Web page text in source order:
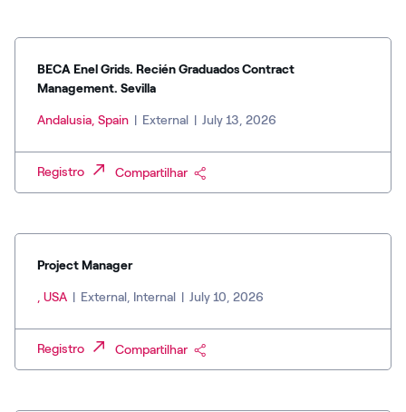
BECA Enel Grids. Recién Graduados Contract
Management. Sevilla
Andalusia, Spain | External | July 13, 2026
Registro Compartilhar
Project Manager
, USA | External, Internal | July 10, 2026
Registro Compartilhar